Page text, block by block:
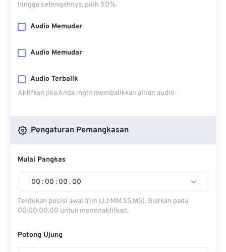
hingga setengahnya, pilih 50%.
Audio Memudar
Audio Memudar
Audio Terbalik
Aktifkan jika Anda ingin membalikkan aliran audio
Pengaturan Pemangkasan
Mulai Pangkas
00 : 00 : 00 . 00
Tentukan posisi awal trim (JJ:MM:SS.MS). Biarkan pada
00:00:00.00 untuk menonaktifkan.
Potong Ujung